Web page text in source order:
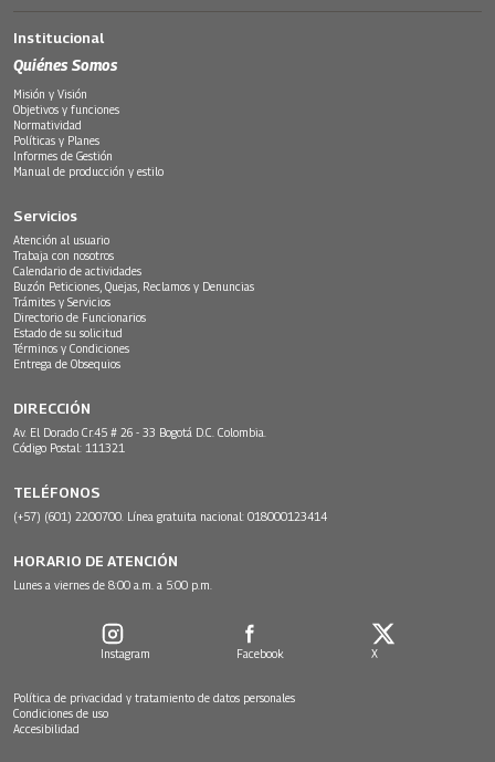
Institucional
Quiénes Somos
Misión y Visión
Objetivos y funciones
Normatividad
Políticas y Planes
Informes de Gestión
Manual de producción y estilo
Servicios
Atención al usuario
Trabaja con nosotros
Calendario de actividades
Buzón Peticiones, Quejas, Reclamos y Denuncias
Trámites y Servicios
Directorio de Funcionarios
Estado de su solicitud
Términos y Condiciones
Entrega de Obsequios
DIRECCIÓN
Av. El Dorado Cr.45 # 26 - 33 Bogotá D.C. Colombia.
Código Postal: 111321
TELÉFONOS
(+57) (601) 2200700. Línea gratuita nacional: 018000123414
HORARIO DE ATENCIÓN
Lunes a viernes de 8:00 a.m. a 5:00 p.m.
Instagram Facebook X
Política de privacidad y tratamiento de datos personales
Condiciones de uso
Accesibilidad